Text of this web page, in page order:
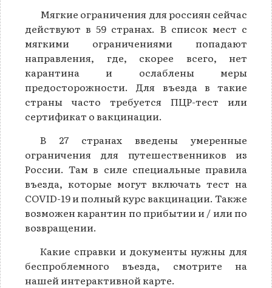
Мягкие ограничения для россиян сейчас
действуют в 59 странах. В список мест с
мягкими ограничениями попадают
направления, где, скорее всего, нет
карантина и ослаблены меры
предосторожности. Для въезда в такие
страны часто требуется ПЦР-тест или
сертификат о вакцинации.
В 27 странах введены умеренные
ограничения для путешественников из
России. Там в силе специальные правила
въезда, которые могут включать тест на
COVID-19 и полный курс вакцинации. Также
возможен карантин по прибытии и / или по
возвращении.
Какие справки и документы нужны для
беспроблемного въезда, смотрите на
нашей интерактивной карте.